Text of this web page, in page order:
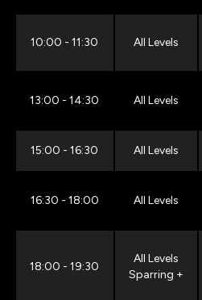
10:00 - 11:30 All Levels
13:00 - 14:30 All Levels
15:00 - 16:30 All Levels
16:30 - 18:00 All Levels
18:00 - 19:30
All Levels
Sparring +